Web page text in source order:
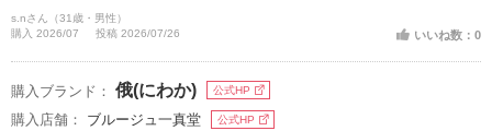
s.nさん（31歳・男性）
購入 2026/07
投稿 2026/07/26 いいね数：0
購入ブランド： 俄(にわか) 公式HP
購入店舗： ブルージュ一真堂 公式HP